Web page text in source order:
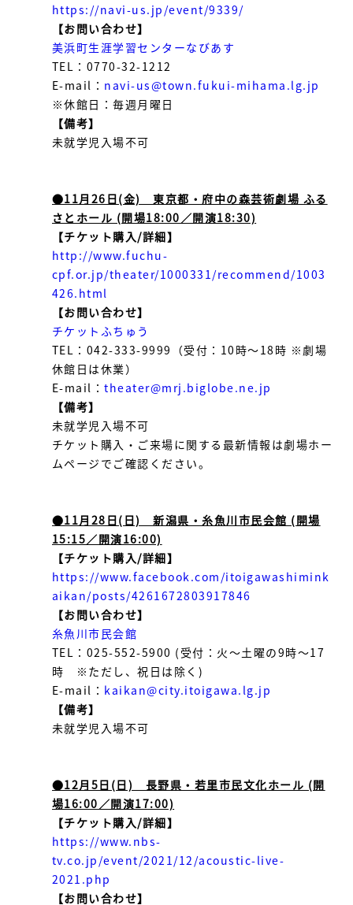
https://navi-us.jp/event/9339/
【お問い合わせ】
美浜町生涯学習センターなびあす
TEL：0770-32-1212
E-mail： navi-us@town.fukui-mihama.lg.jp
※休館日：毎週月曜日
【備考】
未就学児入場不可
●11月26日(金) 東京都・府中の森芸術劇場 ふる
さとホール (開場18:00／開演18:30)
【チケット購入/詳細】
http://www.fuchu-
cpf.or.jp/theater/1000331/recommend/1003
426.html
【お問い合わせ】
チケットふちゅう
TEL：042-333-9999（受付：10時～18時 ※劇場
休館日は休業）
E-mail：theater@mrj.biglobe.ne.jp
【備考】
未就学児入場不可
チケット購入・ご来場に関する最新情報は劇場ホー
ムページでご確認ください。
●11月28日(日) 新潟県・糸魚川市民会館 (開場
15:15／開演16:00)
【チケット購入/詳細】
https://www.facebook.com/itoigawashimink
aikan/posts/4261672803917846
【お問い合わせ】
糸魚川市民会館
TEL：025-552-5900 (受付：火～土曜の9時～17
時 ※ただし、祝日は除く)
E-mail： kaikan@city.itoigawa.lg.jp​
【備考】
未就学児入場不可
●12月5日(日) 長野県・若里市民文化ホール (開
場16:00／開演17:00)
【チケット購入/詳細】
https://www.nbs-
tv.co.jp/event/2021/12/acoustic-live-
2021.php
【お問い合わせ】